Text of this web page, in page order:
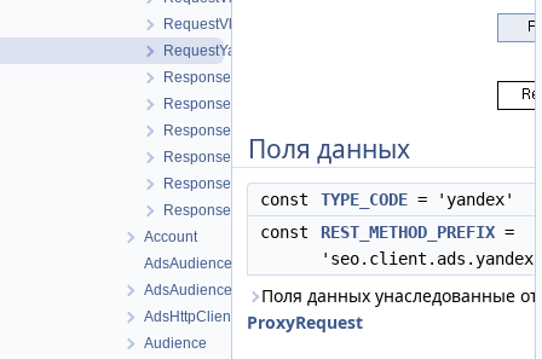
RequestVkontakte
RequestYandex
ResponseFacebook
ResponseGoogle
ResponseInstagram
ResponseVkads
ResponseVkontakte
ResponseYandex
Account
AdsAudience
AdsAudienceConfig
AdsHttpClient
Audience
Поля данных
const TYPE_CODE = 'yandex'
const
REST_METHOD_PREFIX =
'seo.client.ads.yandex'
Поля данных унаследованные от
ProxyRequest